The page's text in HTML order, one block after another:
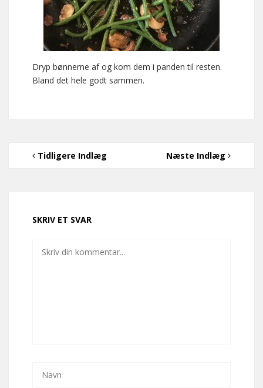
Dryp bønnerne af og kom dem i panden til resten.
Bland det hele godt sammen.
Tidligere Indlæg Næste Indlæg
SKRIV ET SVAR